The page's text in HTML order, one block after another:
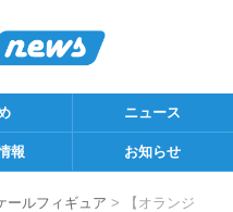
ニュース
報 お知らせ
ールフィギュア > 【オランジ